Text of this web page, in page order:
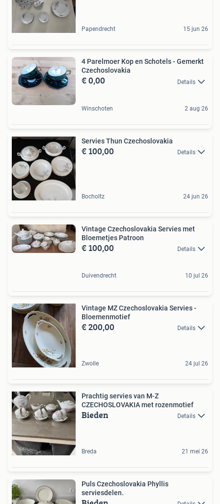
Papendrecht 15 jun 26
4 Parelmoer Kop en Schotels - Gemerkt
Czechoslovakia
€ 0,00 Details
Winschoten 2 aug 26
Servies Thun Czechoslovakia
€ 100,00 Details
Bocholtz 24 jun 26
Vintage Czechoslovakia Servies met
Bloemetjes Patroon
€ 100,00 Details
Duivendrecht 10 jul 26
Vintage MZ Czechoslovakia Servies -
Bloemenmotief
€ 200,00 Details
Zwolle 24 jul 26
Prachtig servies van M-Z
CZECHOSLOVAKIA met rozenmotief
Bieden Details
Breda 21 mei 26
Puls Czechoslovakia Phyllis
serviesdelen.